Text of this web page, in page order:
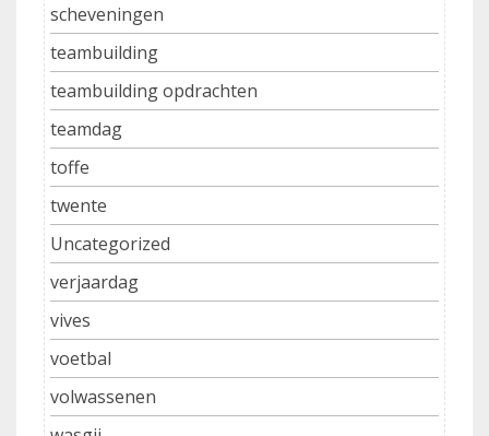
scheveningen
teambuilding
teambuilding opdrachten
teamdag
toffe
twente
Uncategorized
verjaardag
vives
voetbal
volwassenen